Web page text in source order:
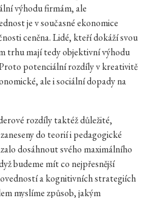
výhodu firmám, ale
je v současné ekonomice
ceněna. Lidé, kteří dokáží svou
trhu mají tedy objektivní výhodu
potenciální rozdíly v kreativitě
ale i sociální dopady na
rozdíly taktéž důležité,
do teorií i pedagogické
dosáhnout svého maximálního
budeme mít co nejpřesnější
a kognitivních strategiích
myslíme způsob, jakým